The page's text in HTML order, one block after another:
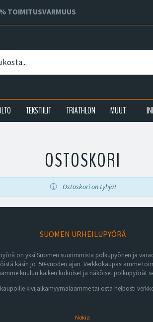
TOIMITUSVARMUUS
TEKSTIILIT TRIATHLON MUUT
OSTOSKORI
Ostoskori on tyhjä!
SUOMEN URHEILUPYÖRÄ
on yksi Suomen suurimmista polkupyörien ja
käsin jo 50-vuoden ajan. Verkkokaupastamme
kuuluu kaiken kokoiset ja näköiset polkupyörät
kivijalkamyymäläämme tai osta helposti
Nokia